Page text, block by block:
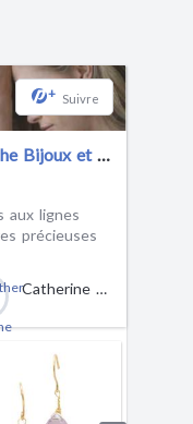
+ Suivre
Catherine Marche Bijoux et Joaillerie
aux lignes
précieuses
Catherine Marche